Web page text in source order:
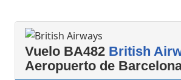
Vuelo BA482 British
Aeropuerto de